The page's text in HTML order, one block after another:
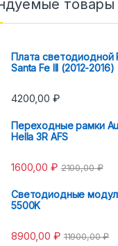
товары
Плата светодиодной
Santa Fe III (2012-2016)
4200,00 ₽
Переходные рамки
Hella 3R AFS
1600,00 ₽ 2100,00₽
Светодиодные
5500K
8900,00 ₽ 11900,00₽